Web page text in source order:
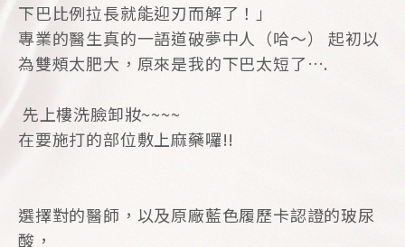
下巴比例拉長就能迎刃而解了！」
專業的醫生真的一語道破夢中人（哈～） 起初以
為雙頰太肥大，原來是我的下巴太短了….
先上樓洗臉卸妝~~~~
在要施打的部位敷上麻藥囉!!
選擇對的醫師，以及原廠藍色履歷卡認證的玻尿
酸，